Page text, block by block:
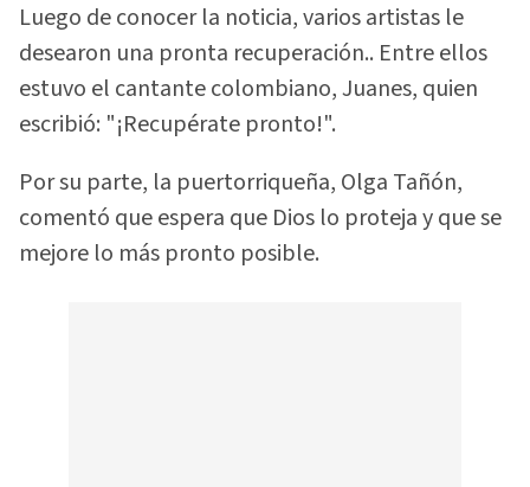
Luego de conocer la noticia, varios artistas le
desearon una pronta recuperación.. Entre ellos
estuvo el cantante colombiano, Juanes, quien
escribió: "¡Recupérate pronto!".
Por su parte, la puertorriqueña, Olga Tañón,
comentó que espera que Dios lo proteja y que se
mejore lo más pronto posible.